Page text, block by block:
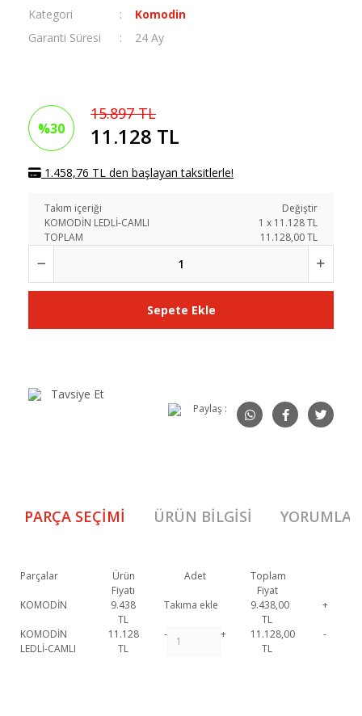
Kategori
Komodin
Garanti Süresi
24 Ay
%30
15.897 TL
11.128 TL
1.458,76 TL den başlayan taksitlerle!
Takım içeriği
Değiştir
KOMODİN LEDLİ-CAMLI
1 x 11.128TL
TOPLAM
11.128,00 TL
Sepete Ekle
Tavsiye Et
Paylaş :
PARÇA SEÇIMI ÜRÜN BILGISI YORUMLAR
Parçalar
Ürün
Fiyatı
Adet
Toplam
Fiyat
KOMODİN
9.438
TL
Takıma ekle
9.438,00
TL
+
KOMODİN
LEDLİ-CAMLI
11.128
TL
- +
11.128,00
TL
-